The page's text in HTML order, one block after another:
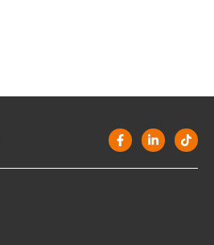
F
a
e
L
i
k
T
i
t